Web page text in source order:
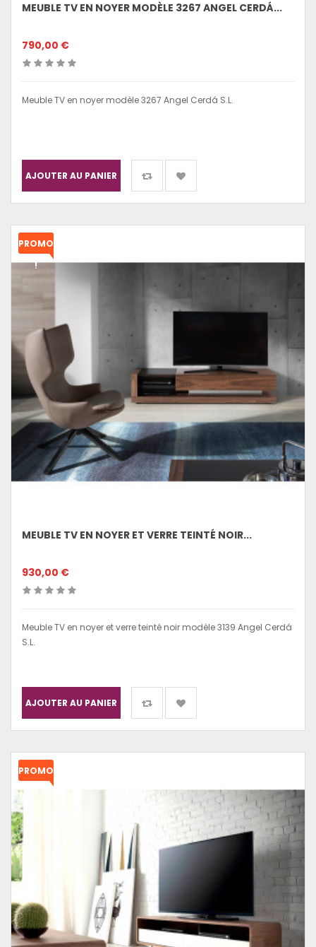
MEUBLE TV EN NOYER MODÈLE 3267 ANGEL CERDÁ...
790,00 €
Meuble TV en noyer modèle 3267 Angel Cerdá S.L.
AJOUTER AU PANIER
PROMO
!
MEUBLE TV EN NOYER ET VERRE TEINTÉ NOIR...
930,00 €
Meuble TV en noyer et verre teinté noir modèle 3139 Angel Cerdá
S.L.
AJOUTER AU PANIER
PROMO